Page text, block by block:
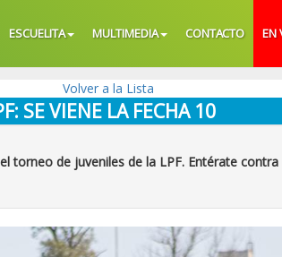
ESCUELITA MULTIMEDIA CONTACTO EN
Volver a la Lista
SE VIENE LA FECHA 10
torneo de juveniles de la LPF. Entérate